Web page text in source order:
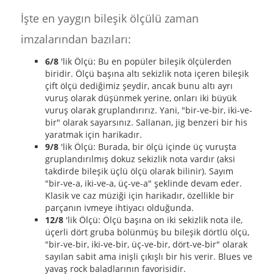
İşte en yaygın bileşik ölçülü zaman
imzalarından bazıları:
6/8'lik Ölçü: Bu en popüler bileşik ölçülerden
biridir. Ölçü başına altı sekizlik nota içeren bileşik
çift ölçü dediğimiz şeydir, ancak bunu altı ayrı
vuruş olarak düşünmek yerine, onları iki büyük
vuruş olarak gruplandırırız. Yani, "bir-ve-bir, iki-ve-
bir" olarak sayarsınız. Sallanan, jig benzeri bir his
yaratmak için harikadır.
9/8'lik Ölçü: Burada, bir ölçü içinde üç vuruşta
gruplandırılmış dokuz sekizlik nota vardır (aksi
takdirde bileşik üçlü ölçü olarak bilinir). Sayım
"bir-ve-a, iki-ve-a, üç-ve-a" şeklinde devam eder.
Klasik ve caz müziği için harikadır, özellikle bir
parçanın ivmeye ihtiyacı olduğunda.
12/8'lik Ölçü: Ölçü başına on iki sekizlik nota ile,
üçerli dört gruba bölünmüş bu bileşik dörtlü ölçü,
"bir-ve-bir, iki-ve-bir, üç-ve-bir, dört-ve-bir" olarak
sayılan sabit ama inişli çıkışlı bir his verir. Blues ve
yavaş rock baladlarının favorisidir.